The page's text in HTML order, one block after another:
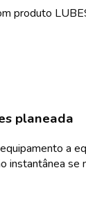
produto
planeada
a
instantânea se